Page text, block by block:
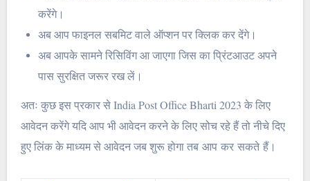
करेंगे।
अब आप फाइनल सबमिट वाले ऑप्शन पर क्लिक कर देंगे।
अब आपके सामने रिसिविंग आ जाएगा जिस का प्रिंटआउट अपने
पास सुरक्षित जरूर रख लें।
अतः कुछ इस प्रकार से India Post Office Bharti 2023 के लिए
आवेदन करेंगे यदि आप भी आवेदन करने के लिए सोच रहे हैं तो नीचे दिए
हुए लिंक के माध्यम से आवेदन जब शुरू होगा तब आप कर सकते हैं।